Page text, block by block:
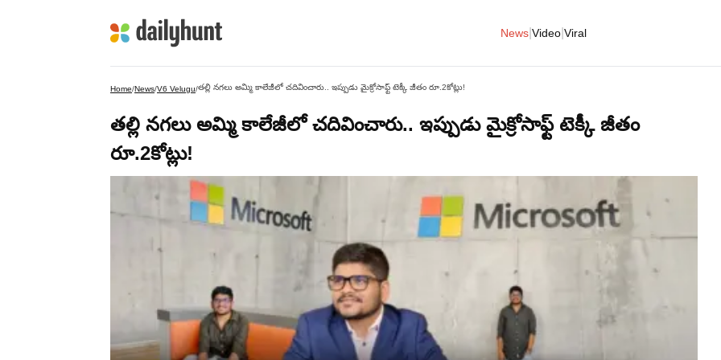
News Video Viral
Home/News/V6 Velugu/తల్లి నగలు అమ్మి కాలేజీలో చదివించారు.. ఇప్పుడు మైక్రోసాఫ్ట్ టెక్కీ జీతం రూ.2కోట్లు!
తల్లి నగలు అమ్మి కాలేజీలో చదివించారు.. ఇప్పుడు మైక్రోసాఫ్ట్ టెక్కీ జీతం
రూ.2కోట్లు!